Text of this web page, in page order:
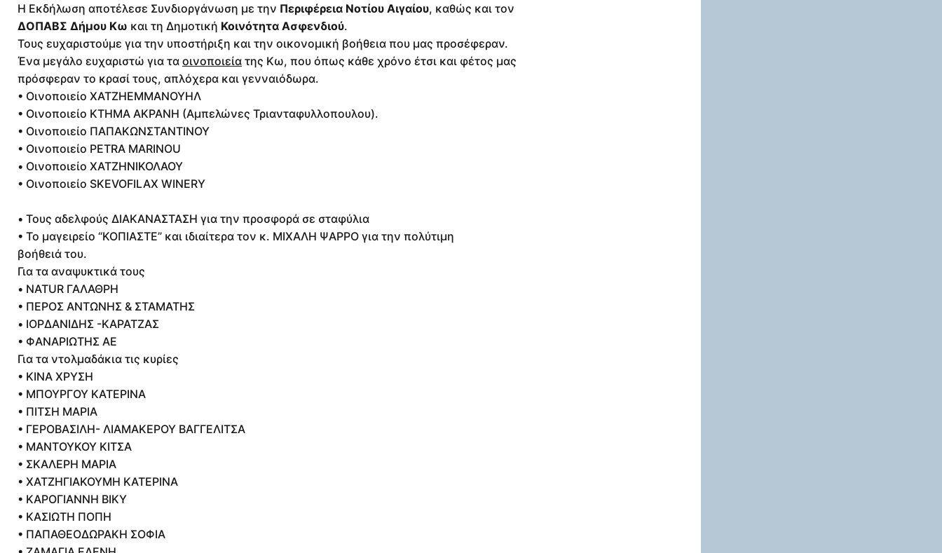
Η Εκδήλωση αποτέλεσε Συνδιοργάνωση με την Περιφέρεια Νοτίου Αιγαίου, καθώς και τον
ΔΟΠΑΒΣ Δήμου Κω και τη Δημοτική Κοινότητα Ασφενδιού.
Τους ευχαριστούμε για την υποστήριξη και την οικονομική βοήθεια που μας προσέφεραν.
Ένα μεγάλο ευχαριστώ για τα οινοποιεία της Κω, που όπως κάθε χρόνο έτσι και φέτος μας
πρόσφεραν το κρασί τους, απλόχερα και γενναιόδωρα.
• Οινοποιείο ΧΑΤΖΗΕΜΜΑΝΟΥΗΛ
• Οινοποιείο ΚΤΗΜΑ ΑΚΡΑΝΗ (Αμπελώνες Τριανταφυλλοπουλου).
• Οινοποιείο ΠΑΠΑΚΩΝΣΤΑΝΤΙΝΟΥ
• Οινοποιείο PETRA MARINOU
• Οινοποιείο ΧΑΤΖΗΝΙΚΟΛΑΟΥ
• Οινοποιείο SKEVOFILAX WINERY
• Τους αδελφούς ΔΙΑΚΑΝΑΣΤΑΣΗ για την προσφορά σε σταφύλια
• Το μαγειρείο “ΚΟΠΙΑΣΤΕ” και ιδιαίτερα τον κ. ΜΙΧΑΛΗ ΨΑΡΡΟ για την πολύτιμη
βοήθειά του.
Για τα αναψυκτικά τους
• NATUR ΓΑΛΑΘΡΗ
• ΠΕΡΟΣ ΑΝΤΩΝΗΣ & ΣΤΑΜΑΤΗΣ
• ΙΟΡΔΑΝΙΔΗΣ -ΚΑΡΑΤΖΑΣ
• ΦΑΝΑΡΙΩΤΗΣ ΑΕ
Για τα ντολμαδάκια τις κυρίες
• ΚΙΝΑ ΧΡΥΣΗ
• ΜΠΟΥΡΓΟΥ ΚΑΤΕΡΙΝΑ
• ΠΙΤΣΗ ΜΑΡΙΑ
• ΓΕΡΟΒΑΣΙΛΗ- ΛΙΑΜΑΚΕΡΟΥ ΒΑΓΓΕΛΙΤΣΑ
• ΜΑΝΤΟΥΚΟΥ ΚΙΤΣΑ
• ΣΚΑΛΕΡΗ ΜΑΡΙΑ
• ΧΑΤΖΗΓΙΑΚΟΥΜΗ ΚΑΤΕΡΙΝΑ
• ΚΑΡΟΓΙΑΝΝΗ ΒΙΚΥ
• ΚΑΣΙΩΤΗ ΠΟΠΗ
• ΠΑΠΑΘΕΟΔΩΡΑΚΗ ΣΟΦΙΑ